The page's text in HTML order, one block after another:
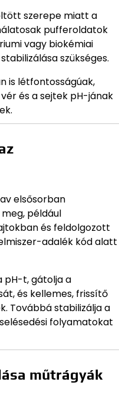
szerepe miatt a
pufferoldatok
vagy biokémiai
szükséges.
is létfontosságúak,
és a sejtek pH-jának
elsősorban
például
és feldolgozott
adalék kód alatt
pH-t, gátolja a
és kellemes, frissítő
Továbbá stabilizálja a
folyamatokat
műtrágyák